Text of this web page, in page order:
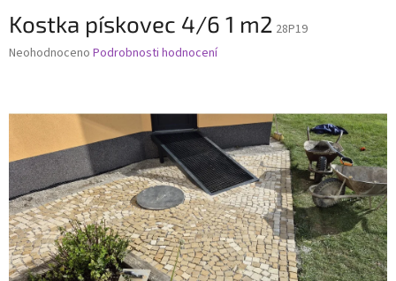
Kostka pískovec 4/6 1 m2 28P19
Průměrné
0,0
hvězdiček.
Neohodnoceno Podrobnosti hodnocení